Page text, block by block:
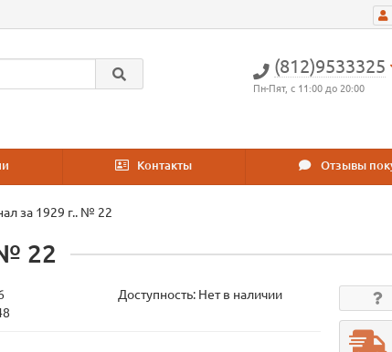
(812)9533325
Пн-Пят, с 11:00 до 20:00
Контакты Отзывы
за 1929 г.. № 22
22
Доступность: Нет в наличии